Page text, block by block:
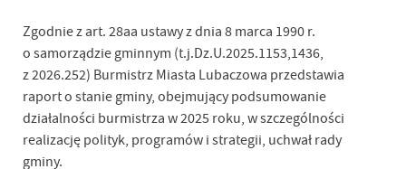
Zgodnie z art. 28aa ustawy z dnia 8 marca 1990 r.
o samorządzie gminnym (t.j.Dz.U.2025.1153,1436,
z 2026.252) Burmistrz Miasta Lubaczowa przedstawia
raport o stanie gminy, obejmujący podsumowanie
działalności burmistrza w 2025 roku, w szczególności
realizację polityk, programów i strategii, uchwał rady
gminy.